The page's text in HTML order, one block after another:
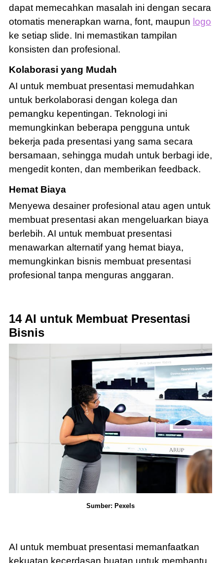
dapat memecahkan masalah ini dengan secara
otomatis menerapkan warna, font, maupun logo
ke setiap slide. Ini memastikan tampilan
konsisten dan profesional.
Kolaborasi yang Mudah
AI untuk membuat presentasi memudahkan
untuk berkolaborasi dengan kolega dan
pemangku kepentingan. Teknologi ini
memungkinkan beberapa pengguna untuk
bekerja pada presentasi yang sama secara
bersamaan, sehingga mudah untuk berbagi ide,
mengedit konten, dan memberikan feedback.
Hemat Biaya
Menyewa desainer profesional atau agen untuk
membuat presentasi akan mengeluarkan biaya
berlebih. AI untuk membuat presentasi
menawarkan alternatif yang hemat biaya,
memungkinkan bisnis membuat presentasi
profesional tanpa menguras anggaran.
14 AI untuk Membuat Presentasi
Bisnis
Sumber: Pexels
AI untuk membuat presentasi memanfaatkan
kekuatan kecerdasan buatan untuk membantu